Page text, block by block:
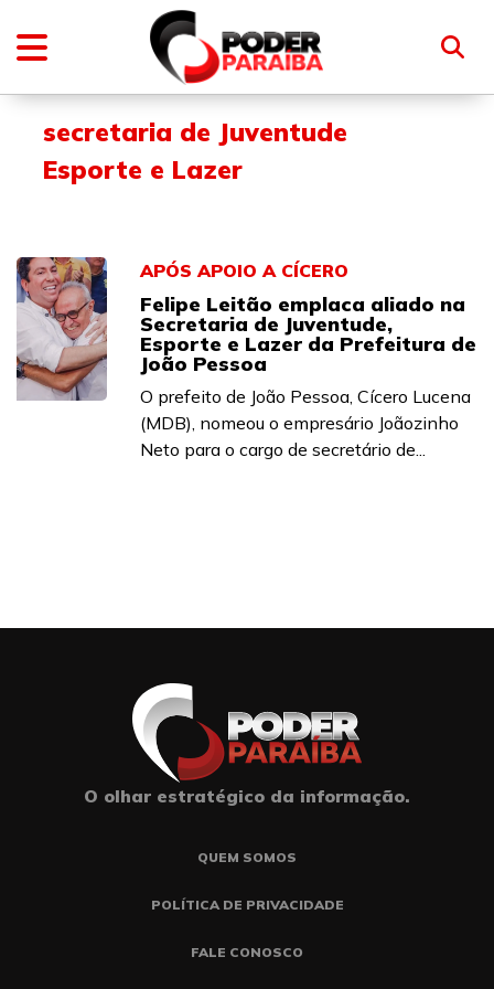
secretaria de Juventude
Esporte e Lazer
APÓS APOIO A CÍCERO
Felipe Leitão emplaca aliado na
Secretaria de Juventude,
Esporte e Lazer da Prefeitura de
João Pessoa
O prefeito de João Pessoa, Cícero Lucena
(MDB), nomeou o empresário Joãozinho
Neto para o cargo de secretário de...
O olhar estratégico da informação.
QUEM SOMOS
POLÍTICA DE PRIVACIDADE
FALE CONOSCO